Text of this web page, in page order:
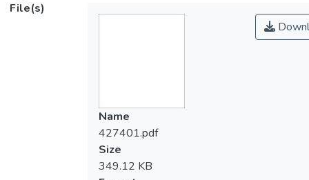
File(s)
Name
427401.pdf
Size
349.12 KB